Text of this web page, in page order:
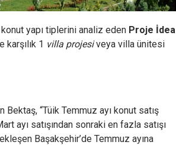
konut yapı tiplerini analiz eden Proje İdea
karşılık 1 villa projesiveya villa ünitesi
“Tüik Temmuz ayı konut satış
ayı satışından sonraki en fazla satışı
Başakşehir’de Temmuz ayına